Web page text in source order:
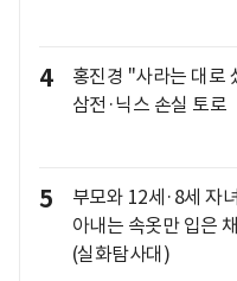
4
홍진경 "사라는 대로
삼전·닉스 손실 토로
5
부모와 12세·8세 자
아내는 속옷만 입은
(실화탐사대)